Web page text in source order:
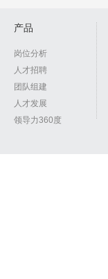
产品
岗位分析
人才招聘
团队组建
人才发展
领导力360度